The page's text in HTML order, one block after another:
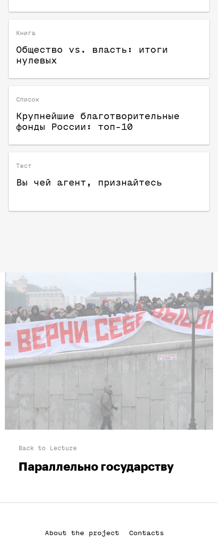
Книга
Общество vs. власть: итоги
нулевых
Список
Крупнейшие благотворительные
фонды России: топ-10
Тест
Вы чей агент, признайтесь
Back to Lecture
Параллельно государству
About the project Contacts